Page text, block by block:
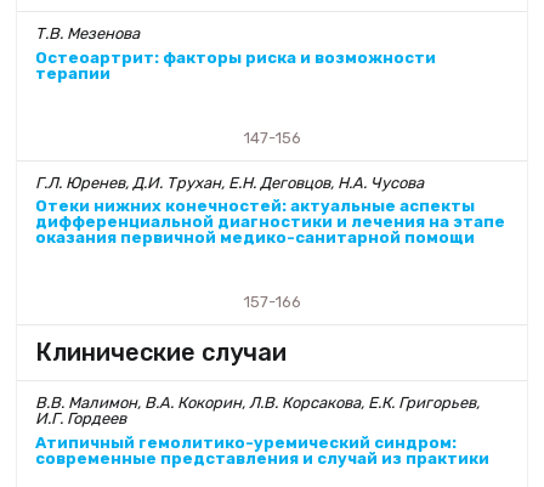
Т.В. Мезенова
Остеоартрит: факторы риска и возможности
терапии
147-156
Г.Л. Юренев, Д.И. Трухан, Е.Н. Деговцов, Н.А. Чусова
Отеки нижних конечностей: актуальные аспекты
дифференциальной диагностики и лечения на этапе
оказания первичной медико-санитарной помощи
157-166
Клинические случаи
В.В. Малимон, В.А. Кокорин, Л.В. Корсакова, Е.К. Григорьев,
И.Г. Гордеев
Атипичный гемолитико-уремический синдром:
современные представления и случай из практики